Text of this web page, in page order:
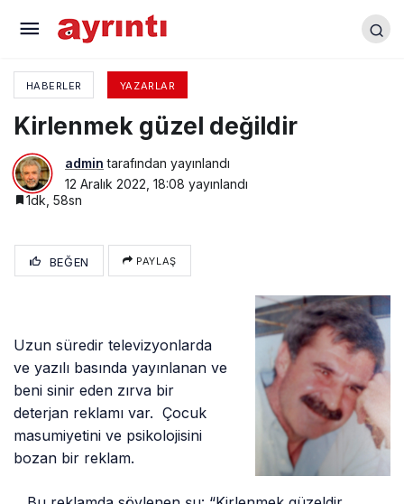
HABERLER YAZARLAR
Kirlenmek güzel değildir
admin tarafından yayınlandı
12 Aralık 2022, 18:08 yayınlandı
1dk, 58sn
BEĞEN PAYLAŞ
Uzun süredir televizyonlarda
ve yazılı basında yayınlanan ve
beni sinir eden zırva bir
deterjan reklamı var. Çocuk
masumiyetini ve psikolojisini
bozan bir reklam.
Bir hikâye